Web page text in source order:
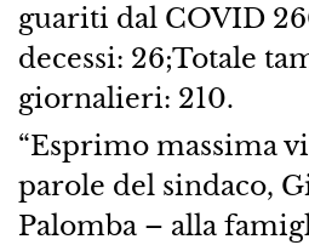
guariti dal COVID
decessi:​ 26;Totale
giornalieri: 210.
“Esprimo massima
parole del sindaco,
Palomba – alla